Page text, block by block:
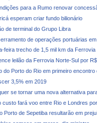
para a Rumo renovar
esperam criar fundo bilionário
de terminal do Grupo Libra
de operações portuárias
feira trecho de 1,5 mil km da Ferrovia
leilão da Ferrovia Norte-Sul por
do Porto do Rio em primeiro encontro
3,5% em 2019
se tornar uma nova alternativa
custo fará voo entre Rio e Londres
Porto de Sepetiba resultarão em